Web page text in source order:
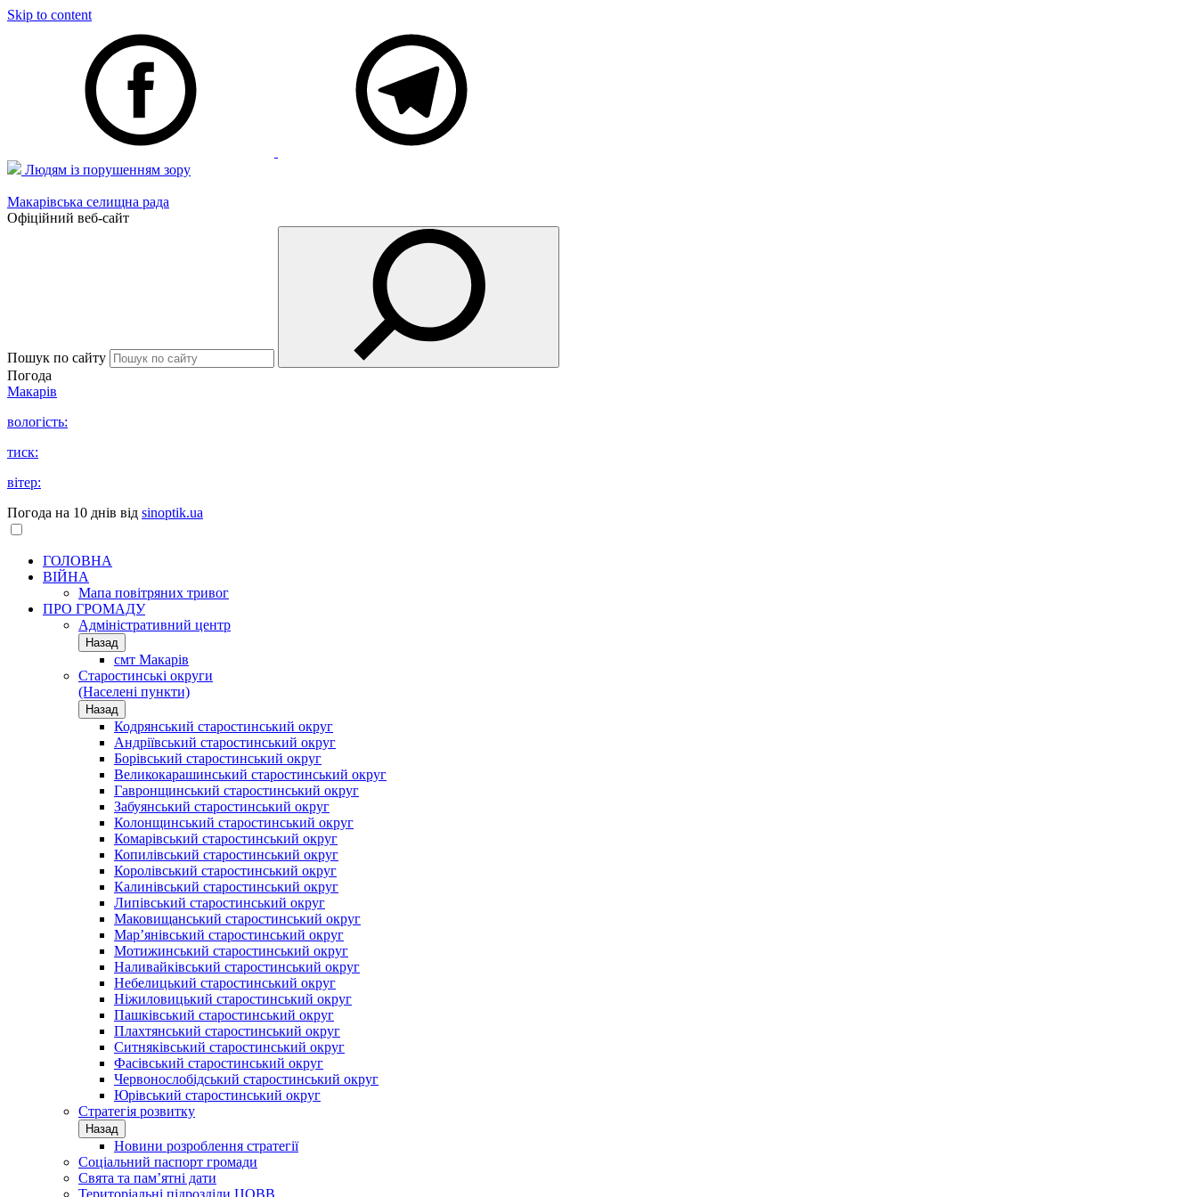
Skip to content
Людям із порушенням зору
Макарівська селищна рада
Офіційний веб-сайт
Пошук по сайту
Погода
Макарів
вологість:
тиск:
вітер:
Погода на 10 днів від sinoptik.ua
ГОЛОВНА
ВІЙНА
Мапа повітряних тривог
ПРО ГРОМАДУ
Aдміністративний центр
Назад
смт Макарів
Старостинські округи
(Населені пункти)
Назад
Кодрянський старостинський округ
Андріївський старостинський округ
Борівський старостинський округ
Великокарашинський старостинський округ
Гавронщинський старостинський округ
Забуянський старостинський округ
Колонщинський старостинський округ
Комарівський старостинський округ
Копилівський старостинський округ
Королівський старостинський округ
Калинівський старостинський округ
Липівський старостинський округ
Маковищанський старостинський округ
Мар’янівський старостинський округ
Мотижинський старостинський округ
Наливайківський старостинський округ
Небелицький старостинський округ
Ніжиловицький старостинський округ
Пашківський старостинський округ
Плахтянський старостинський округ
Ситняківський старостинський округ
Фасівський старостинський округ
Червонослобідський старостинський округ
Юрівський старостинський округ
Стратегія розвитку
Назад
Новини розроблення стратегії
Соціальний паспорт громади
Свята та пам’ятні дати
Територіальні підрозділи ЦОВВ